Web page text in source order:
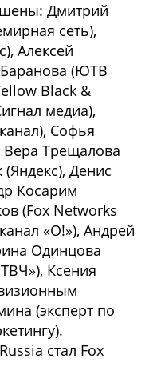
Дмитрий
сеть),
Алексей
Баранова (ЮТВ
Black &
медиа),
Софья
Вера Трещалова
Денис
Косарим
(Fox Networks
«О!»), Андрей
Одинцова
Ксения
(эксперт по
стал Fox